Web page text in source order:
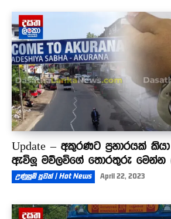
Update – අකුරණට ප්‍රහාරයක්
ඇවිලූ මව්ලවිගේ තොරතුරු මෙන්න
උණුසුම් පුවත් | Hot News April 22, 2023